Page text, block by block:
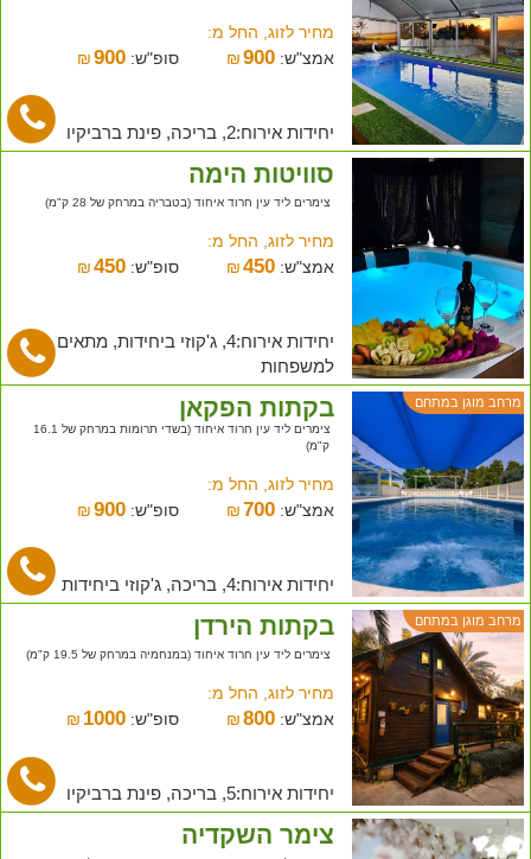
מחיר לזוג, החל מ:
אמצ"ש:
₪900 סופ"ש: ₪ 900
יחידות אירוח:2, בריכה, פינת ברביקיו
סוויטות הימה
צימרים ליד עין חרוד איחוד (בטבריה במרחק של 28 ק"מ)
מחיר לזוג, החל מ:
אמצ"ש:
₪450 סופ"ש: ₪ 450
יחידות אירוח:4, ג'קוזי ביחידות, מתאים
למשפחות
מרחב מוגן במתחם בקתות הפקאן
צימרים ליד עין חרוד איחוד (בשדי תרומות במרחק של 16.1
ק"מ)
מחיר לזוג, החל מ:
אמצ"ש:
₪700 סופ"ש: ₪ 900
יחידות אירוח:4, בריכה, ג'קוזי ביחידות
מרחב מוגן במתחם בקתות הירדן
צימרים ליד עין חרוד איחוד (במנחמיה במרחק של 19.5 ק"מ)
מחיר לזוג, החל מ:
אמצ"ש:
₪800 סופ"ש: ₪ 1000
יחידות אירוח:5, בריכה, פינת ברביקיו
צימר השקדיה